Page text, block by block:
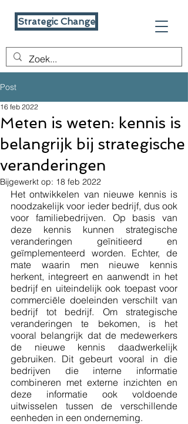
Strategic Change
Post
Meten is weten: kennis is
belangrijk bij strategische
veranderingen
16 feb 2022
Bijgewerkt op: 18 feb 2022
Het ontwikkelen van nieuwe kennis is
noodzakelijk voor ieder bedrijf, dus ook
voor familiebedrijven. Op basis van
deze kennis kunnen strategische
veranderingen geïnitieerd en
geïmplementeerd worden. Echter, de
mate waarin men nieuwe kennis
herkent, integreert en aanwendt in het
bedrijf en uiteindelijk ook toepast voor
commerciële doeleinden verschilt van
bedrijf tot bedrijf. Om strategische
veranderingen te bekomen, is het
vooral belangrijk dat de medewerkers
de nieuwe kennis daadwerkelijk
gebruiken. Dit gebeurt vooral in die
bedrijven die interne informatie
combineren met externe inzichten en
deze informatie ook voldoende
uitwisselen tussen de verschillende
eenheden in een onderneming.